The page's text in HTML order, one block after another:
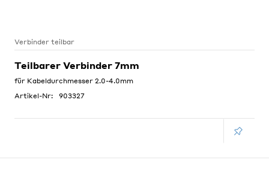
Verbinder teilbar
Teilbarer Verbinder 7mm
für Kabeldurchmesser 2.0-4.0mm
Artikel-Nr:
903327